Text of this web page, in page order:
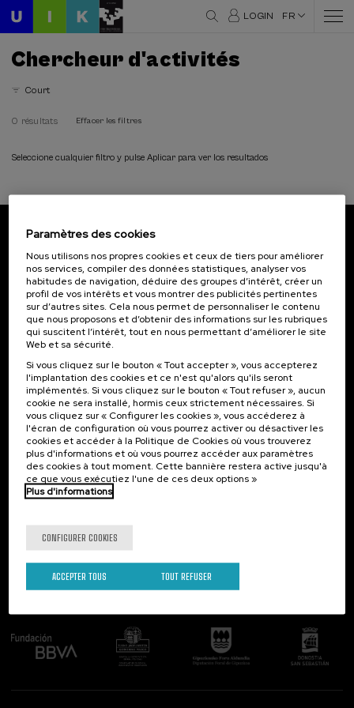
LOGIN FR
Chercheur d'activités
Court
0 résultats Effacer les filtres
Seleccione cualquier filtro y pulse Aplicar para ver los resultados
Inscrivez-vous pour être le premier à recevoir les
actualités de l'UIK.
S'abonner
Contact
Palacio Miramar
Paseo de Miraconcha, 48
20007 Donostia / San Sebastián
Gipuzkoa, Spain
Contactez-nous!
Intéressant...
Activités précédentes
Suivez-nous
Paramètres des cookies
Nous utilisons nos propres cookies et ceux de tiers pour améliorer
nos services, compiler des données statistiques, analyser vos
habitudes de navigation, déduire des groupes d’intérêt, créer un
profil de vos intérêts et vous montrer des publicités pertinentes
sur d’autres sites. Cela nous permet de personnaliser le contenu
que nous proposons et d’obtenir des informations sur les rubriques
qui suscitent l’intérêt, tout en nous permettant d’améliorer le site
Web et sa sécurité.
Si vous cliquez sur le bouton « Tout accepter », vous accepterez
l'implantation des cookies et ce n'est qu'alors qu'ils seront
implémentés. Si vous cliquez sur le bouton « Tout refuser », aucun
cookie ne sera installé, hormis ceux strictement nécessaires. Si
vous cliquez sur « Configurer les cookies », vous accéderez à
l'écran de configuration où vous pourrez activer ou désactiver les
cookies et accéder à la Politique de Cookies où vous trouverez
plus d'informations et où vous pourrez accéder aux paramètres
des cookies à tout moment. Cette bannière restera active jusqu'à
ce que vous exécutiez l'une de ces deux options »
Plus d'informations
CONFIGURER COOKIES
TOUT REFUSER
ACCEPTER TOUS